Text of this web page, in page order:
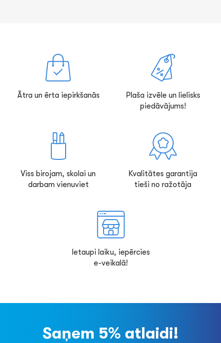
Ātra un ērta iepirkšanās
Plaša izvēle un lielisks
piedāvājums!
Viss birojam, skolai un
darbam vienuviet
Kvalitātes garantija
tieši no ražotāja
Ietaupi laiku, iepērcies
e-veikalā!
Saņem 5% atlaidi!